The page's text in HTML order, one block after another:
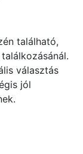
található,
választás
jól